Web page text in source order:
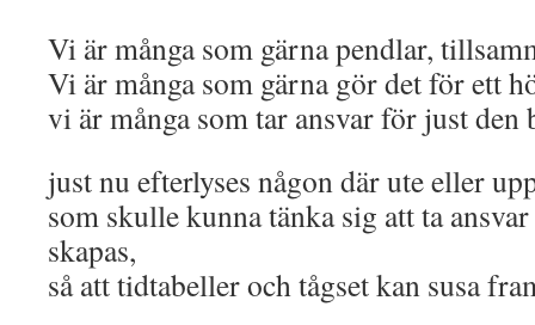
Vi är många som gärna pendlar,
Vi är många som gärna gör det för ett
vi är många som tar ansvar för just den
just nu efterlyses någon där ute eller
som skulle kunna tänka sig att ta
skapas,
så att tidtabeller och tågset kan susa